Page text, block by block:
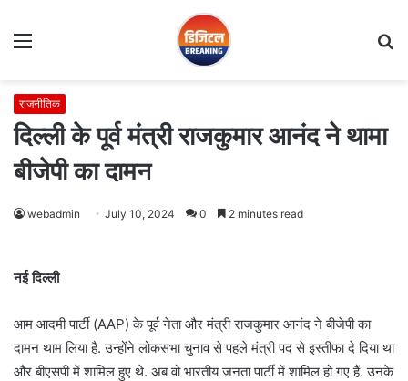
Menu
राजनीतिक
दिल्ली के पूर्व मंत्री राजकुमार आनंद ने थामा
बीजेपी का दामन
webadmin July 10, 2024 0 2 minutes read
नई दिल्ली
आम आदमी पार्टी (AAP) के पूर्व नेता और मंत्री राजकुमार आनंद ने बीजेपी का
दामन थाम लिया है. उन्होंने लोकसभा चुनाव से पहले मंत्री पद से इस्तीफा दे दिया था
और बीएसपी में शामिल हुए थे. अब वो भारतीय जनता पार्टी में शामिल हो गए हैं. उनके